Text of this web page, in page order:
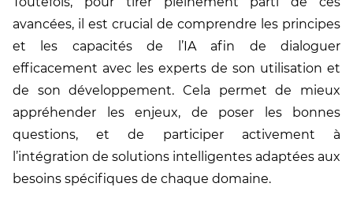
avancées, il est crucial de comprendre les principes
et les capacités de l’IA afin de dialoguer
efficacement avec les experts de son utilisation et
de son développement. Cela permet de mieux
appréhender les enjeux, de poser les bonnes
questions, et de participer activement à
l’intégration de solutions intelligentes adaptées aux
besoins spécifiques de chaque domaine.